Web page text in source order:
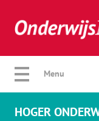
Verberg menu
Home
Menu
HOGER